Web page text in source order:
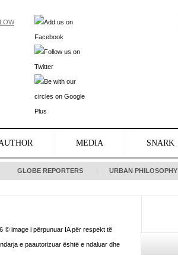
MEDIA SNARK
GLOBE REPORTERS URBAN PHILOSOPHY
© image i përpunuar IA për respekt të
e paautorizuar është e ndaluar dhe